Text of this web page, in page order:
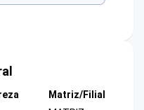
Matriz/Filial